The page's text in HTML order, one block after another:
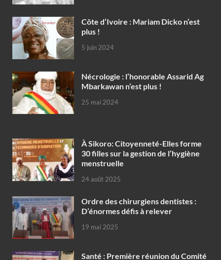
Côte d’Ivoire : Mariam Dicko n’est
plus !
5 juin 2024
Nécrologie : l’honorable Assarid Ag
Mbarkawan n’est plus !
25 mai 2024
À Sikoro: Citoyenneté-Elles forme
30 filles sur la gestion de l’hygiène
menstruelle
24 août 2025
Ordre des chirurgiens dentistes :
D’énormes défis à relever
19 mai 2025
Santé : Première réunion du Comité